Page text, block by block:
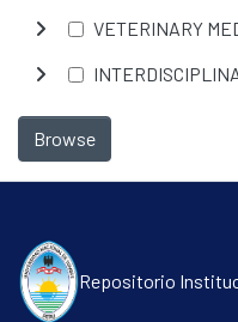
VETERINARY
Browse
Repositorio